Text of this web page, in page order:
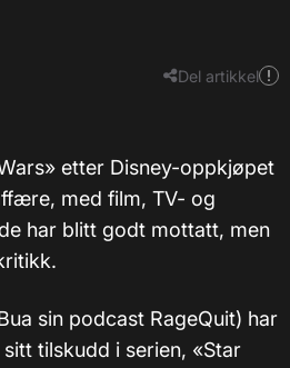
Del artikkel
etter Disney-oppkjøpet
med film, TV- og
har blitt godt mottatt, men
sin podcast RageQuit) har
tilskudd i serien, «Star